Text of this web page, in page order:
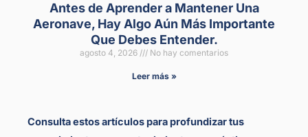
Antes de Aprender a Mantener Una
Aeronave, Hay Algo Aún Más Importante
Que Debes Entender.
agosto 4, 2026 No hay comentarios
Leer más »
Consulta estos artículos para profundizar tus